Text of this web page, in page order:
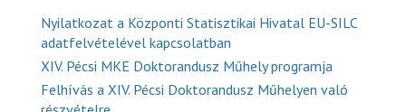
Nyilatkozat a Központi Statisztikai Hivatal EU-SILC
adatfelvételével kapcsolatban
XIV. Pécsi MKE Doktorandusz Műhely programja
Felhívás a XIV. Pécsi Doktorandusz Műhelyen való